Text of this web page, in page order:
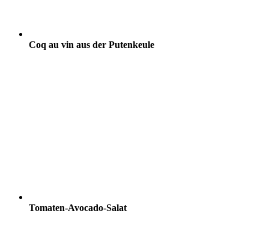
Coq au vin aus der Putenkeule
Tomaten-Avocado-Salat